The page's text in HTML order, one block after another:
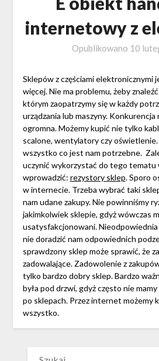
internetowy z
Opublikowano 10
Sklepów z częściami elektronicznymi
więcej. Nie ma problemu, żeby
którym zaopatrzymy się w każdy
urządzania lub maszyny.
ogromna. Możemy kupić nie tylko
scalone, wentylatory czy oświetlenie.
wszystko co jest nam potrzebne.
uczynić wykorzystać do tego tematu
wprowadzić: rezystory sklep. Sporo
w internecie. Trzeba wybrać taki
nam udane zakupy. Nie powinniśmy
jakimkolwiek sklepie, gdyż wówczas
usatysfakcjonowani. Nieodpowiednia
nie doradzić nam odpowiednich
sprawdzony sklep może sprawić, że
zadowalające. Zadowolenie z
tylko bardzo dobry sklep. Bardzo
była pod drzwi, gdyż często nie
po sklepach. Przez internet możemy
wszystko.